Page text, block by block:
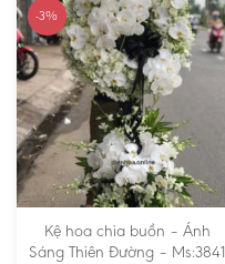
-3%
Kệ hoa chia buồn – Ánh
Sáng Thiên Đường – Ms:3841